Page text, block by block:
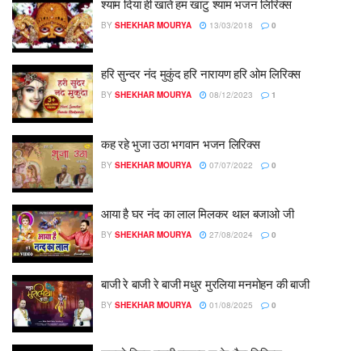
श्याम दिया ही खाते हम खाटु श्याम भजन लिरिक्स
BY SHEKHAR MOURYA 13/03/2018 0
हरि सुन्दर नंद मुकुंद हरि नारायण हरि ओम लिरिक्स
BY SHEKHAR MOURYA 08/12/2023 1
कह रहे भुजा उठा भगवान भजन लिरिक्स
BY SHEKHAR MOURYA 07/07/2022 0
आया है घर नंद का लाल मिलकर थाल बजाओ जी
BY SHEKHAR MOURYA 27/08/2024 0
बाजी रे बाजी रे बाजी मधुर मुरलिया मनमोहन की बाजी
BY SHEKHAR MOURYA 01/08/2025 0